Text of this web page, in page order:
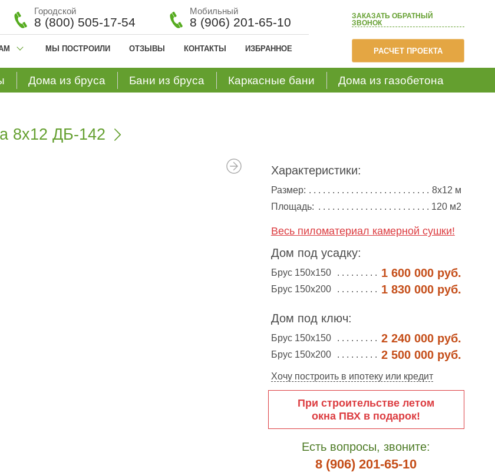
ЗАКАЗАТЬ ОБРАТНЫЙ
ЗВОНОК
РАСЧЕТ ПРОЕКТА
Городской
8 (800) 505-17-54
Мобильный
8 (906) 201-65-10
МЫ ПОСТРОИЛИ ОТЗЫВЫ КОНТАКТЫ ИЗБРАННОЕ
Дома из бруса Бани из бруса Каркасные бани Дома из газобетона
8х12 ДБ-142 
Характеристики:
Размер:
8х12 м
Площадь:
120 м2
Весь пиломатериал камерной сушки!
Дом под усадку:
Брус 150х150 1 600 000 руб.
Брус 150х200 1 830 000 руб.
Дом под ключ:
Брус 150х150 2 240 000 руб.
Брус 150х200 2 500 000 руб.
Хочу построить в ипотеку или кредит
При строительстве летом
окна ПВХ в подарок!
Есть вопросы, звоните:
8 (906) 201-65-10